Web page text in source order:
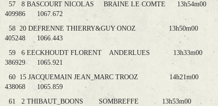
57 8 BASCOURT NICOLAS BRAINE LE COMTE 13h54m00
409986 1067.672
58 20 DEFRENNE THIERRY&GUY ONOZ 13h50m00
405248 1066.443
59 6 EECKHOUDT FLORENT ANDERLUES 13h33m00
386929 1065.921
60 15 JACQUEMAIN JEAN_MARC TROOZ 14h21m00
438068 1065.859
61 2 THIBAUT_BOONS SOMBREFFE 13h53m00